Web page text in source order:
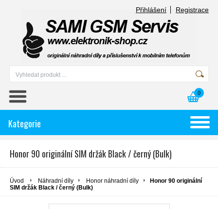
Přihlášení Registrace
0
Kategorie
Honor 90 originální SIM držák Black / černý (Bulk)
Úvod Náhradní díly Honor náhradní díly
Honor 90 originální
SIM držák Black / černý (Bulk)